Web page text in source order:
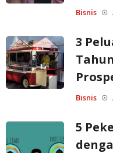
Bisnis ☉
3
Bisnis ☉
5